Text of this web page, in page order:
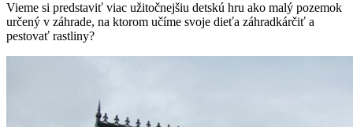
Vieme si predstaviť viac užitočnejšiu detskú hru ako malý pozemok
určený v záhrade, na ktorom učíme svoje dieťa záhradkárčiť a
pestovať rastliny?